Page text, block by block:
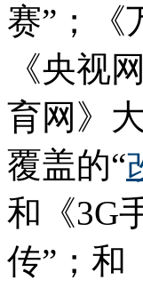
赛”；《
《央视
育网》
覆盖的“
和《3G
传”；和